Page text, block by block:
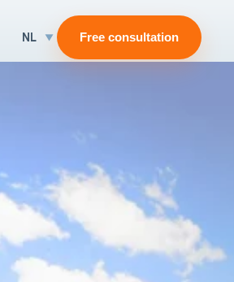
NL Free consultation